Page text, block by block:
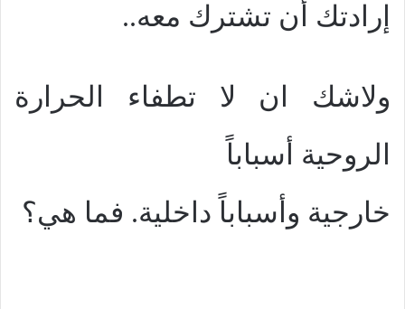
إرادتك أن تشترك معه..
ولاشك ان لا تطفاء الحرارة
الروحية أسباباً
خارجية وأسباباً داخلية. فما هي؟